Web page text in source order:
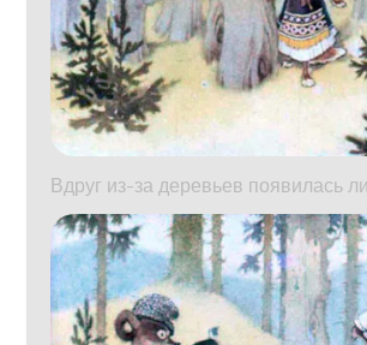
Вдруг из-за деревьев появилась